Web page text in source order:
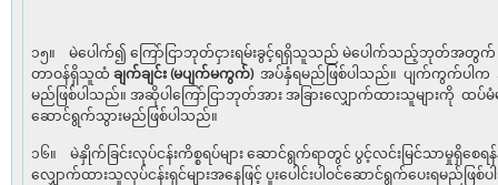
၁၅။ မဲပေါက်၍ ကြော်ငြာဘုတ်ငှားရမ်းခွင့်ရရှိသူသည် မဲပေါက်သည့်ဘုတ်အတွက် ပ
တာဝန်ရှိသူထံချက်ချင်း (မပျက်မကွက်)အပ်နှံရမည်ဖြစ်ပါသည်။ ပျက်ကွက်ပါက အ
မည်ဖြစ်ပါသည်။ အဆိုပါကြော်ငြာဘုတ်အား အခြားလျှောက်ထားသူများကို ထ
ဆောင်ရွက်သွားမည်ဖြစ်ပါသည်။
၁၆။ မဲနှိုက်ခြင်းလုပ်ငန်းကိစ္စရပ်များ ဆောင်ရွက်ရာတွင် ပွင့်လင်းမြင်သာမှုရှိစေ
လျှောက်ထားသူလုပ်ငန်းရှင်များအနေဖြင့် ပူးပေါင်းပါဝင်ဆောင်ရွက်ပေးရမည်ဖြစ်